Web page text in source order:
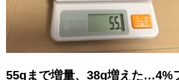
55gまで増量、38g増えた…4%